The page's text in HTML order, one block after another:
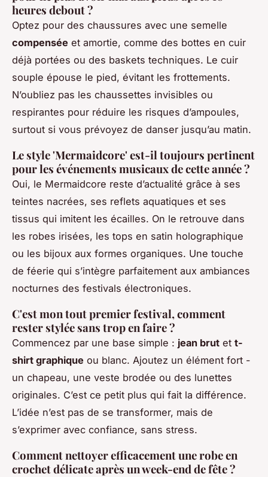
heures debout ?
Optez pour des chaussures avec une semelle
compensée et amortie, comme des bottes en cuir
déjà portées ou des baskets techniques. Le cuir
souple épouse le pied, évitant les frottements.
N’oubliez pas les chaussettes invisibles ou
respirantes pour réduire les risques d’ampoules,
surtout si vous prévoyez de danser jusqu’au matin.
Le style 'Mermaidcore' est-il toujours pertinent
pour les événements musicaux de cette année ?
Oui, le Mermaidcore reste d’actualité grâce à ses
teintes nacrées, ses reflets aquatiques et ses
tissus qui imitent les écailles. On le retrouve dans
les robes irisées, les tops en satin holographique
ou les bijoux aux formes organiques. Une touche
de féerie qui s’intègre parfaitement aux ambiances
nocturnes des festivals électroniques.
C'est mon tout premier festival, comment
rester stylée sans trop en faire ?
Commencez par une base simple : jean brut et t-
shirt graphique ou blanc. Ajoutez un élément fort -
un chapeau, une veste brodée ou des lunettes
originales. C’est ce petit plus qui fait la différence.
L’idée n’est pas de se transformer, mais de
s’exprimer avec confiance, sans stress.
Comment nettoyer efficacement une robe en
crochet délicate après un week-end de fête ?